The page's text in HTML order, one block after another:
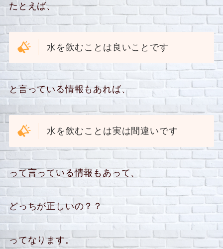
たとえば、
水を飲むことは良いことです
と言っている情報もあれば、
水を飲むことは実は間違いです
って言っている情報もあって、
どっちが正しいの？？
ってなります。